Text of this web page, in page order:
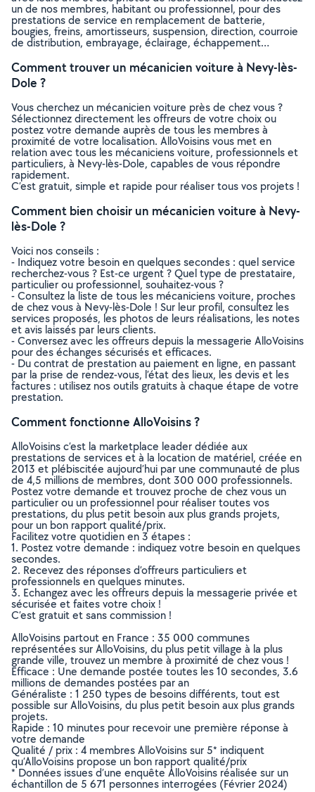
un de nos membres, habitant ou professionnel, pour des
prestations de service en remplacement de batterie,
bougies, freins, amortisseurs, suspension, direction, courroie
de distribution, embrayage, éclairage, échappement…
Comment trouver un mécanicien voiture à Nevy-lès-
Dole ?
Vous cherchez un mécanicien voiture près de chez vous ?
Sélectionnez directement les offreurs de votre choix ou
postez votre demande auprès de tous les membres à
proximité de votre localisation. AlloVoisins vous met en
relation avec tous les mécaniciens voiture, professionnels et
particuliers, à Nevy-lès-Dole, capables de vous répondre
rapidement.
C’est gratuit, simple et rapide pour réaliser tous vos projets !
Comment bien choisir un mécanicien voiture à Nevy-
lès-Dole ?
Voici nos conseils :
- Indiquez votre besoin en quelques secondes : quel service
recherchez-vous ? Est-ce urgent ? Quel type de prestataire,
particulier ou professionnel, souhaitez-vous ?
- Consultez la liste de tous les mécaniciens voiture, proches
de chez vous à Nevy-lès-Dole ! Sur leur profil, consultez les
services proposés, les photos de leurs réalisations, les notes
et avis laissés par leurs clients.
- Conversez avec les offreurs depuis la messagerie AlloVoisins
pour des échanges sécurisés et efficaces.
- Du contrat de prestation au paiement en ligne, en passant
par la prise de rendez-vous, l’état des lieux, les devis et les
factures : utilisez nos outils gratuits à chaque étape de votre
prestation.
Comment fonctionne AlloVoisins ?
AlloVoisins c’est la marketplace leader dédiée aux
prestations de services et à la location de matériel, créée en
2013 et plébiscitée aujourd’hui par une communauté de plus
de 4,5 millions de membres, dont 300 000 professionnels.
Postez votre demande et trouvez proche de chez vous un
particulier ou un professionnel pour réaliser toutes vos
prestations, du plus petit besoin aux plus grands projets,
pour un bon rapport qualité/prix.
Facilitez votre quotidien en 3 étapes :
1. Postez votre demande : indiquez votre besoin en quelques
secondes.
2. Recevez des réponses d’offreurs particuliers et
professionnels en quelques minutes.
3. Echangez avec les offreurs depuis la messagerie privée et
sécurisée et faites votre choix !
C’est gratuit et sans commission !
AlloVoisins partout en France : 35 000 communes
représentées sur AlloVoisins, du plus petit village à la plus
grande ville, trouvez un membre à proximité de chez vous !
Efficace : Une demande postée toutes les 10 secondes, 3.6
millions de demandes postées par an
Généraliste : 1 250 types de besoins différents, tout est
possible sur AlloVoisins, du plus petit besoin aux plus grands
projets.
Rapide : 10 minutes pour recevoir une première réponse à
votre demande
Qualité / prix : 4 membres AlloVoisins sur 5* indiquent
qu’AlloVoisins propose un bon rapport qualité/prix
* Données issues d’une enquête AlloVoisins réalisée sur un
échantillon de 5 671 personnes interrogées (Février 2024)